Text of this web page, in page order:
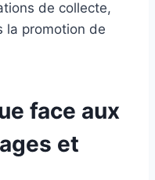
de collecte,
la promotion de
face aux
et